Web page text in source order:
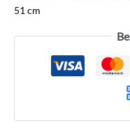
51 cm